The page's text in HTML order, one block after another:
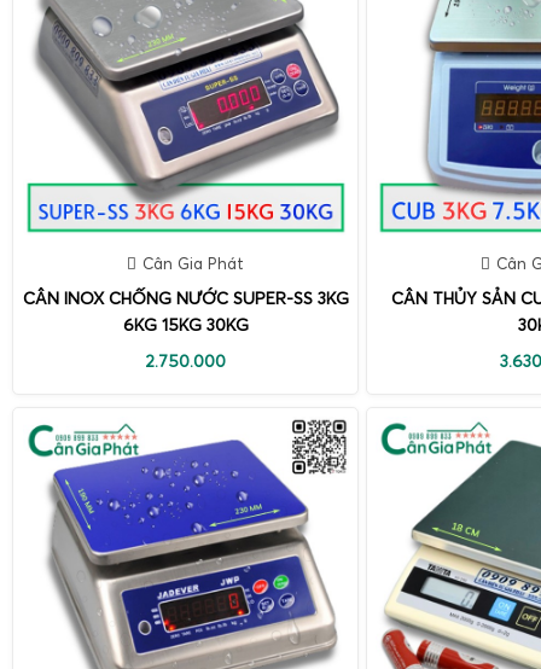
Cân Gia Phát
CÂN INOX CHỐNG NƯỚC SUPER-SS 3KG
6KG 15KG 30KG
2.750.000
Cân
CÂN THỦY SẢN